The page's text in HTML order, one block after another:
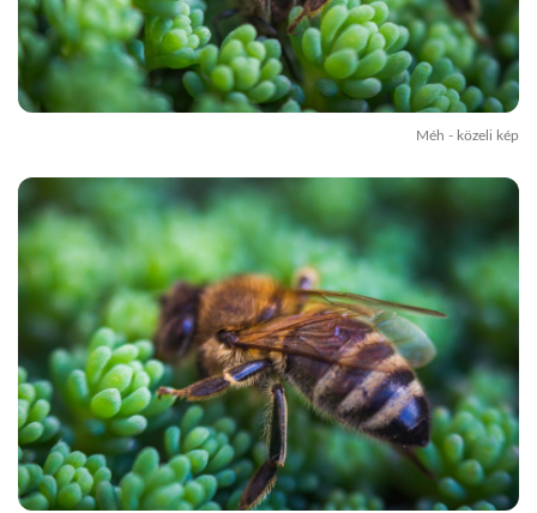
Méh - közeli kép